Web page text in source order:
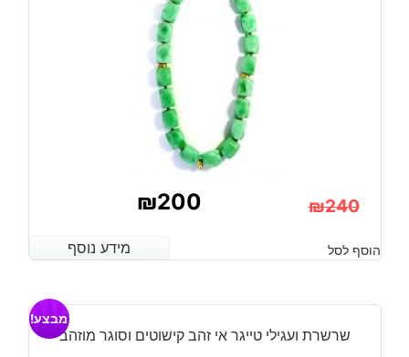
₪240
המקורי
היה:
₪240.
₪200
הנוכחי
הוא:
₪200.
מידע נוסף הוסף לסל מידע נוסף
שרשרת ועגילי טייגר אי זהב קישוטים וסוגר מוזהב
מבצע!